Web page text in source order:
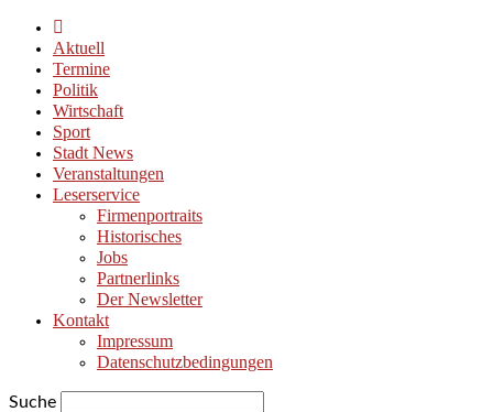
Aktuell
Termine
Politik
Wirtschaft
Sport
Stadt News
Veranstaltungen
Leserservice
Firmenportraits
Historisches
Jobs
Partnerlinks
Der Newsletter
Kontakt
Impressum
Datenschutzbedingungen
Suche